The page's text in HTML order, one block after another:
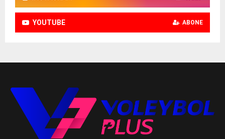
YOUTUBE ABONE